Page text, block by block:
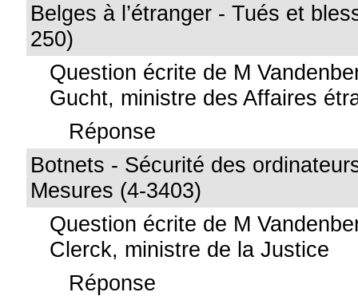
Belges à l’étranger - Tués et
250)
Question écrite de M
Gucht, ministre des Affaires
Réponse
Botnets - Sécurité des
Mesures (4-3403)
Question écrite de M
Clerck, ministre de la Justice
Réponse